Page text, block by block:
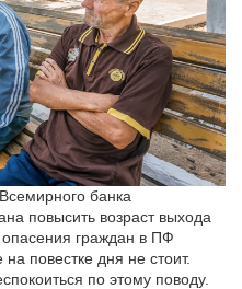
банка
повысить возраст выхода
граждан в ПФ
повестке дня не стоит.
по этому поводу.